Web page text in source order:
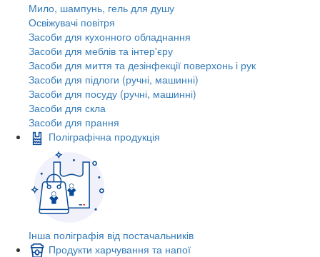
Мило, шампунь, гель для душу
Освіжувачі повітря
Засоби для кухонного обладнання
Засоби для меблів та інтер'єру
Засоби для миття та дезінфекції поверхонь і рук
Засоби для підлоги (ручні, машинні)
Засоби для посуду (ручні, машинні)
Засоби для скла
Засоби для прання
Поліграфічна продукція
Інша поліграфія від постачальників
Продукти харчування та напої